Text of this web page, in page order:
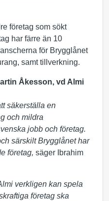
företag som sökt
har färre än 10
för Brygglånet
samt tillverkning.
Åkesson, vd Almi
säkerställa en
och mildra
jobb och företag.
särskilt Brygglånet har
företag, säger Ibrahim
verkligen kan spela
företag ska